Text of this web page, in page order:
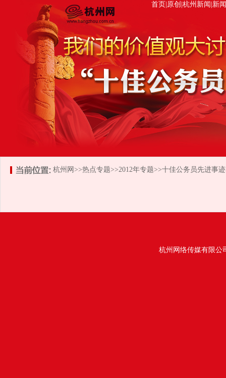
首页 原创 杭州新闻 新
杭州网 >>热点专题>>2012年专题>>十佳公务员先进事迹
杭州网络传媒有限公